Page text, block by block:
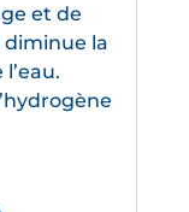
et de
diminue la